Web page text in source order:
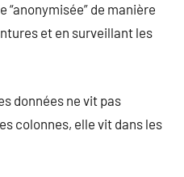
“anonymisée” de manière
et en surveillant les
données ne vit pas
colonnes, elle vit dans les